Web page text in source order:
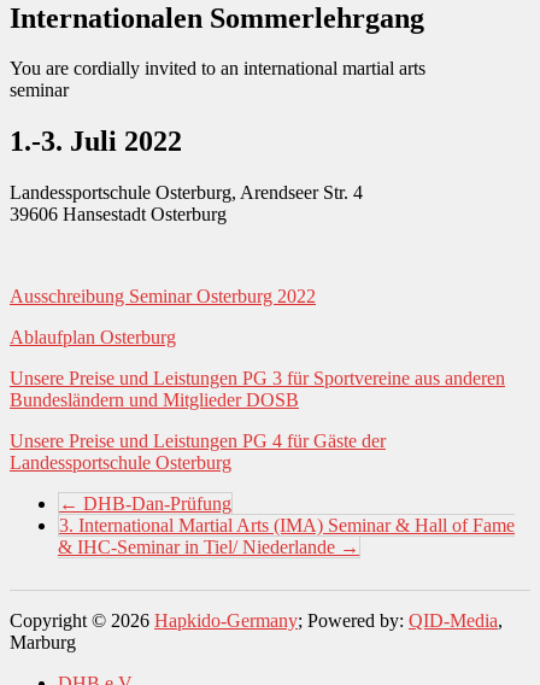
Internationalen Sommerlehrgang
You are cordially invited to an international martial arts
seminar
1.-3. Juli 2022
Landessportschule Osterburg, Arendseer Str. 4
39606 Hansestadt Osterburg
Ausschreibung Seminar Osterburg 2022
Ablaufplan Osterburg
Unsere Preise und Leistungen PG 3 für Sportvereine aus anderen
Bundesländern und Mitglieder DOSB
Unsere Preise und Leistungen PG 4 für Gäste der
Landessportschule Osterburg
← DHB-Dan-Prüfung
3. International Martial Arts (IMA) Seminar & Hall of Fame
& IHC-Seminar in Tiel/ Niederlande →
Copyright © 2026 Hapkido-Germany; Powered by: QID-Media,
Marburg